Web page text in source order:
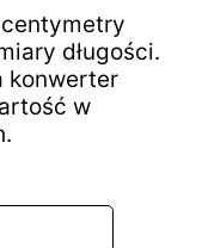
długości.
konwerter
w